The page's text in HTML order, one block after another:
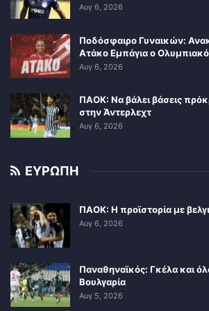
Αυγ 6, 2026
Ποδόσφαιρο Γυναικών:
Ατάκο Εμπάγια ο
Αυγ 6, 2026
ΠΑΟΚ: Να βάλει βάσεις
στην Άντερλεχτ
Αυγ 6, 2026
ΕΥΡΩΠΗ
ΠΑΟΚ: Η προϊστορία με
Αυγ 6, 2026
Παναθηναϊκός: Γκέλα και
Βουλγαρία
Αυγ 5, 2026